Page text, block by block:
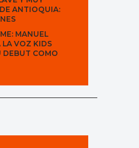
ANTIOQUIA:
MANUEL
VOZ KIDS
DEBUT COMO